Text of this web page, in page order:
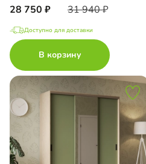
28 750 31 940
Доступно для доставки
В корзину